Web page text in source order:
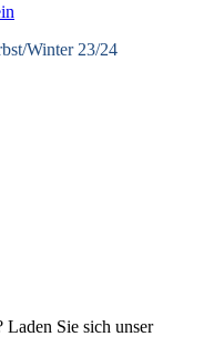
Winter 23/24
Sie sich unser